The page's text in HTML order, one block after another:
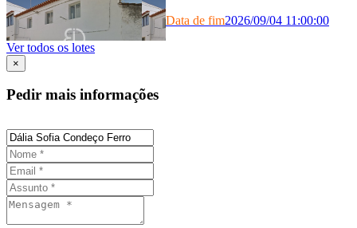
Data de fim2026/09/04 11:00:00
Ver todos os lotes
×
Pedir mais informações